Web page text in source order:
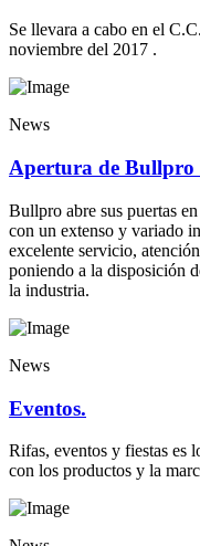
Se llevara a cabo en el
noviembre del 2017 .
News
Apertura de Bullpro
Bullpro abre sus puertas
con un extenso y variado
excelente servicio,
poniendo a la disposición
la industria.
News
Eventos.
Rifas, eventos y fiestas es
con los productos y la